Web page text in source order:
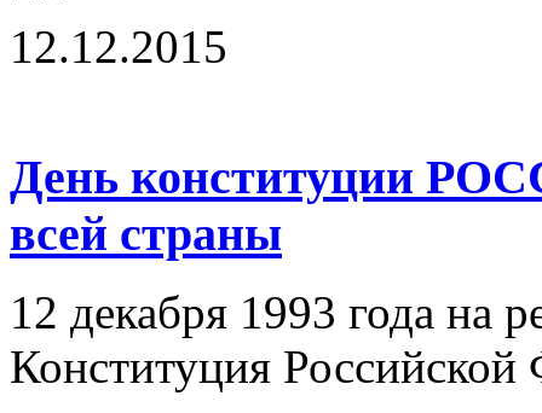
12.12.2015
День конституции
всей страны
12 декабря 1993 года на
Конституция